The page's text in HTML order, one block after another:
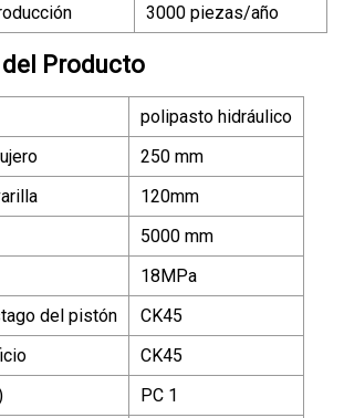
3000 piezas/año
Producto
polipasto hidráulico
250 mm
120mm
5000 mm
18MPa
del pistón
CK45
CK45
PC 1